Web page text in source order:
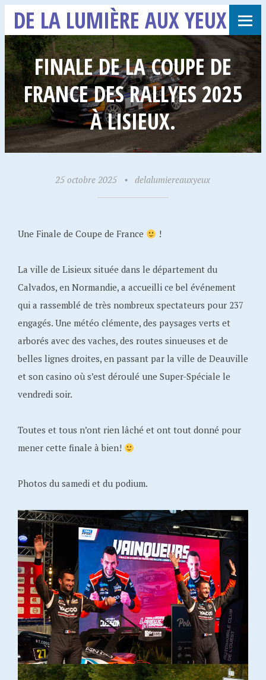
DE LA LUMIÈRE AUX YEUX
FINALE DE LA COUPE DE
FRANCE DES RALLYES 2025
À LISIEUX.
25 octobre 2025 • delalumiereauxyeux
Une Finale de Coupe de France !
La ville de Lisieux située dans le département du
Calvados, en Normandie, a accueilli ce bel événement
qui a rassemblé de très nombreux spectateurs pour 237
engagés. Une météo clémente, des paysages verts et
arborés avec des vaches, des routes sinueuses et de
belles lignes droites, en passant par la ville de Deauville
et son casino où s’est déroulé une Super-Spéciale le
vendredi soir.
Toutes et tous n’ont rien lâché et ont tout donné pour
mener cette finale à bien!
Photos du samedi et du podium.